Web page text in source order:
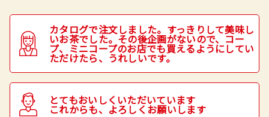
カタログで注文しました。すっきりして美味し
いお茶でした。その後企画がないので、コー
プ、ミニコープのお店でも買えるようにしてい
ただけたら、うれしいです。
とてもおいしくいただいています
これからも、よろしくお願いします